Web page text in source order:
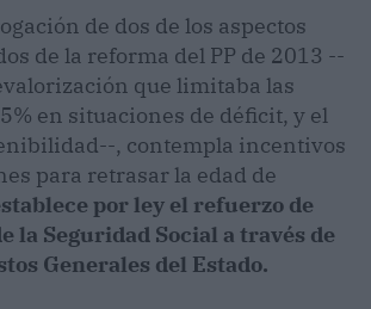
de dos de los aspectos
de la reforma del PP de 2013 --
que limitaba las
en situaciones de déficit, y el
, contempla incentivos
para retrasar la edad de
por ley el refuerzo de
la Seguridad Social a través de
Generales del Estado.